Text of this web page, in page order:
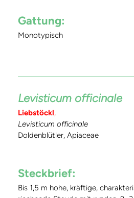
Gattung:
Monotypisch
Levisticum officinale
Liebstöckl,
Levisticum officinale
Doldenblütler, Apiaceae
Steckbrief:
Bis 1,5 m hohe, kräftige,